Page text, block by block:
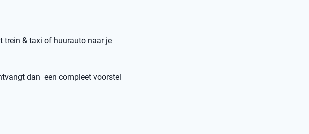
trein & taxi of huurauto naar je
dan een compleet voorstel